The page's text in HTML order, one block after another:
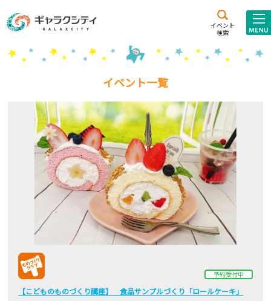
イベント
検索
施設案内
こども
西新井
施設･
施設貸出･団体利用
こどもみーてぃんぐ
Gがくえん
ブランドからの
いっしょに創る
イベントレポート
イベント一覧
予約受付中
【こどものものづくり講座】 食品サンプルづくり「ロールケーキ」